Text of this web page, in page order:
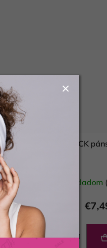
Cuba PRESTIGE BLACK
Skladom